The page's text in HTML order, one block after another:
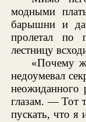
модными
барышни и
пролетал по
лестницу
«Почему
недоумевал
неожиданного
глазам. — Тот
пускать, что я